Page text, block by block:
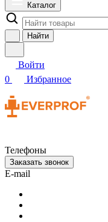
Каталог
Найти
Войти
0
Избранное
Телефоны
Заказать звонок
E-mail